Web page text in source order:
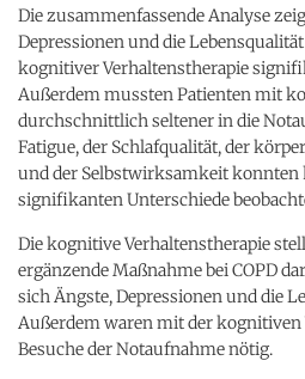
Die zusammenfassende Analyse
Depressionen und die
kognitiver Verhaltenstherapie
Außerdem mussten Patienten mit
durchschnittlich seltener in die
Fatigue, der Schlafqualität, der
und der Selbstwirksamkeit konnten
signifikanten Unterschiede
Die kognitive Verhaltenstherapie
ergänzende Maßnahme bei COPD
sich Ängste, Depressionen und die
Außerdem waren mit der kognitiven
Besuche der Notaufnahme nötig.